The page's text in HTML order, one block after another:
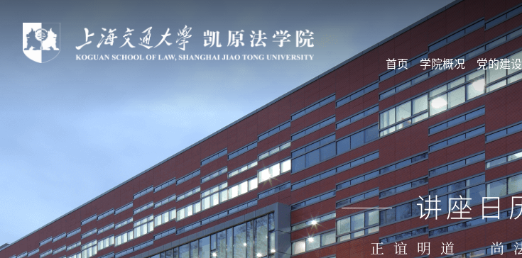
首页 学院概况 党的建设